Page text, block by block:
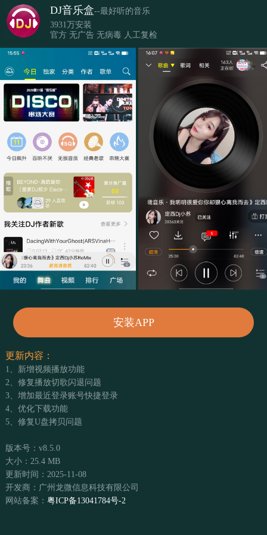
DJ音乐盒--最好听的音乐
3931万安装
官方 无广告 无病毒 人工复检
安装APP
更新内容：
1、新增视频播放功能
2、修复播放切歌闪退问题
3、增加最近登录账号快捷登录
4、优化下载功能
5、修复U盘拷贝问题
版本号：v8.5.0
大小：25.4 MB
更新时间：2025-11-08
开发商：广州龙微信息科技有限公司
网站备案： 粤ICP备13041784号-2